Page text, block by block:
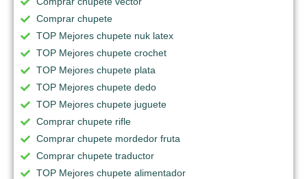
Comprar chupete
TOP Mejores chupete nuk latex
TOP Mejores chupete crochet
TOP Mejores chupete plata
TOP Mejores chupete dedo
TOP Mejores chupete juguete
Comprar chupete rifle
Comprar chupete mordedor fruta
Comprar chupete traductor
TOP Mejores chupete alimentador